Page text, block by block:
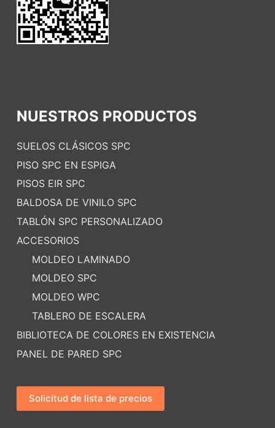
NUESTROS PRODUCTOS
SUELOS CLÁSICOS SPC
PISO SPC EN ESPIGA
PISOS EIR SPC
BALDOSA DE VINILO SPC
TABLÓN SPC PERSONALIZADO
ACCESORIOS
MOLDEO LAMINADO
MOLDEO SPC
MOLDEO WPC
TABLERO DE ESCALERA
BIBLIOTECA DE COLORES EN EXISTENCIA
PANEL DE PARED SPC
Solicitud de lista de precios